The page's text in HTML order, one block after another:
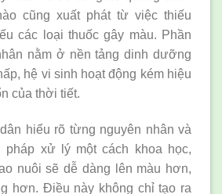
cũng xuất phát từ việc thiếu
các loại thuốc gây màu. Phần
nằm ở nền tảng dinh dưỡng
hệ vi sinh hoạt động kém hiệu
của thời tiết.
hiểu rõ từng nguyên nhân và
pháp xử lý một cách khoa học,
nuôi sẽ dễ dàng lên màu hơn,
hơn. Điều này không chỉ tạo ra